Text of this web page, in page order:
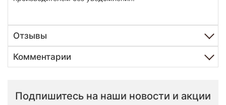
Отзывы
Комментарии
Подпишитесь на наши новости и акции